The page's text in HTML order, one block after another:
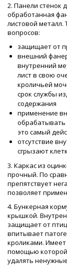
2. Панели стенок
обработанная
листовой металл.
вопросов:
защищает от
внешний
внутренний
лист в свою
кроличьей
срок службы
содержания
применение
обрабатывать
это самый
отсутствие
сгрызают
3. Каркас из
прочный. По
препятствует
позволяет
4. Бункерная
крышкой.
защищает от
впитывает
кроликами.
помощью
удалять